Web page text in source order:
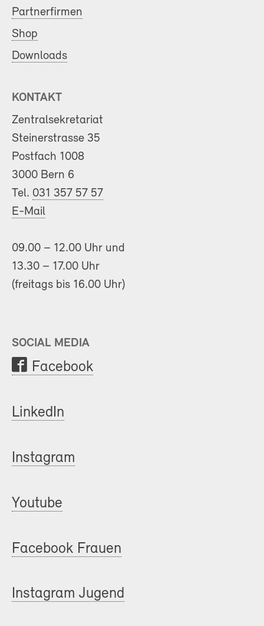
Partnerfirmen
Shop
Downloads
KONTAKT
Zentralsekretariat
Steinerstrasse 35
Postfach 1008
3000 Bern 6
Tel. 031 357 57 57
E-Mail
09.00 – 12.00 Uhr und
13.30 – 17.00 Uhr
(freitags bis 16.00 Uhr)
SOCIAL MEDIA
Facebook
LinkedIn
Instagram
Youtube
Facebook Frauen
Instagram Jugend